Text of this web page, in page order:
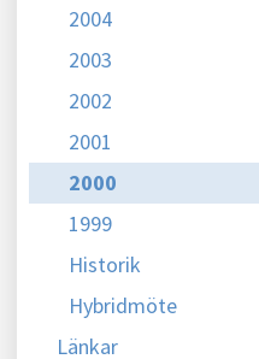
2004
2003
2002
2001
2000
1999
Historik
Hybridmöte
Länkar